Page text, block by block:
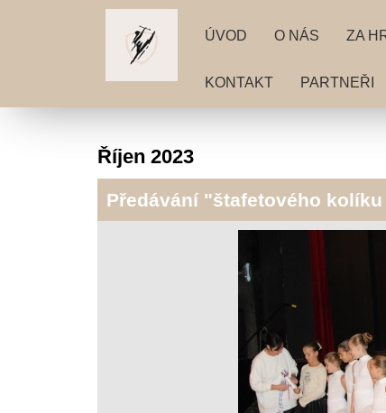
ÚVOD O NÁS ZA
KONTAKT PARTNEŘI
Říjen 2023
Předávání "štafetového